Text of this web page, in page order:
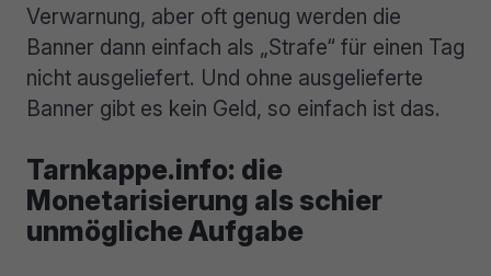
Verwarnung, aber oft genug werden die
Banner dann einfach als „Strafe“ für einen Tag
nicht ausgeliefert. Und ohne ausgelieferte
Banner gibt es kein Geld, so einfach ist das.
Tarnkappe.info: die
Monetarisierung als schier
unmögliche Aufgabe